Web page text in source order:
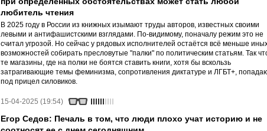
любитель чтения
В 2025 году в России из книжных изымают труды авторов, известных своими
левыми и антифашистскими взглядами. По-видимому, поначалу режим это не
считал угрозой. Но сейчас у рядовых исполнителей остаётся всё меньше
возможностей собирать пресловутые "палки" по политическим статьям. Так
те магазины, где на полки не боятся ставить книги, хотя бы вскользь
затрагивающие темы феминизма, сопротивления диктатуре и ЛГБТ+,
под прицел силовиков.
15-04-2025 (19:54)
Егор Седов: Печаль в том, что люди плохо учат историю и не